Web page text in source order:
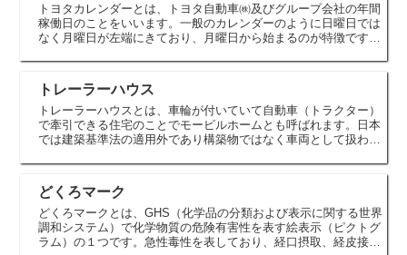
トヨタカレンダーとは、トヨタ自動車㈱及びグループ会社の年間
稼働日のことをいいます。一般のカレンダーのように日曜日では
なく月曜日が左端にきており、月曜日から始まるのが特徴です。
せるため...
トレーラーハウス
トレーラーハウスとは、車輪が付いていて自動車（トラクター）
で牽引できる住宅のことでモービルホームとも呼ばれます。日本
では建築基準法の適用外であり構築物ではなく車両として扱われ
ます。近...
どくろマーク
どくろマークとは、GHS（化学品の分類および表示に関する世界
調和システム）で化学物質の危険有害性を表す絵表示（ピクトグ
ラム）の１つです。急性毒性を表しており、経口摂取、経皮接